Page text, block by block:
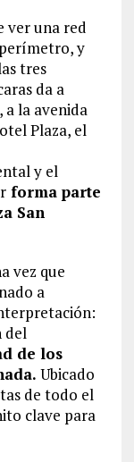
ver una red
y
tres
da a
a la avenida
Plaza, el
y el
forma parte
San
vez que
a
del
de los
Ubicado
de todo el
clave para